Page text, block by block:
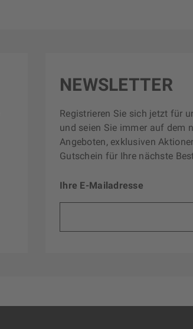
NEWSLETTER
Registrieren Sie sich jetzt für
und seien Sie immer auf dem
Angeboten, exklusiven
Gutschein für Ihre nächste
Ihre E-Mailadresse